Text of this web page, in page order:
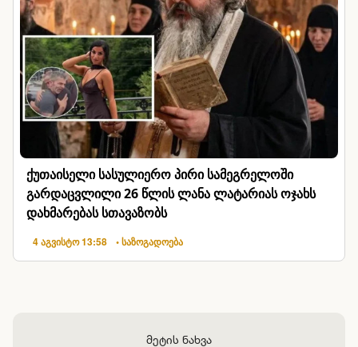
ქუთაისელი სასულიერო პირი სამეგრელოში
გარდაცვლილი 26 წლის ლანა ლატარიას ოჯახს
დახმარებას სთავაზობს
4 აგვისტო 13:58 • საზოგადოება
მეტის ნახვა